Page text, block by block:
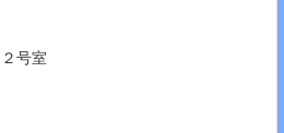
号室